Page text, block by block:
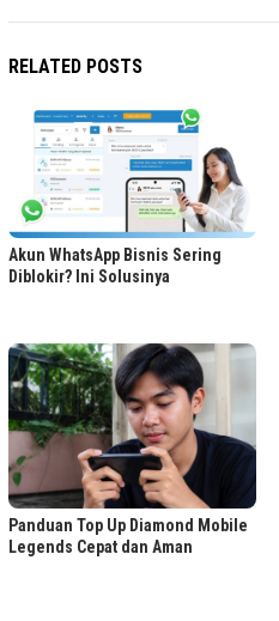
RELATED POSTS
Akun WhatsApp Bisnis Sering
Diblokir? Ini Solusinya
Panduan Top Up Diamond Mobile
Legends Cepat dan Aman